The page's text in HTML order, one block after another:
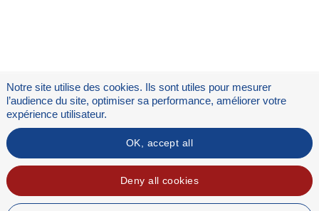
Flux RSS
Notre site utilise des cookies. Ils sont utiles pour mesurer
l’audience du site, optimiser sa performance, améliorer votre
expérience utilisateur.
OK, accept all
Deny all cookies